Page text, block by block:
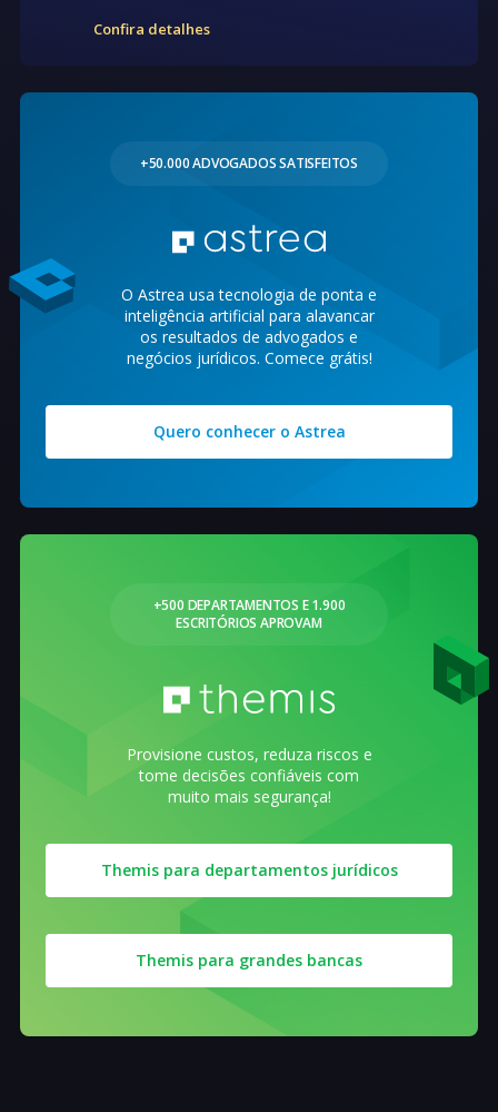
Confira detalhes
+50.000 ADVOGADOS SATISFEITOS
O Astrea usa tecnologia de ponta e
inteligência artificial para alavancar
os resultados de advogados e
negócios jurídicos. Comece grátis!
Quero conhecer o Astrea
+500 DEPARTAMENTOS E 1.900
ESCRITÓRIOS APROVAM
Provisione custos, reduza riscos e
tome decisões confiáveis com
muito mais segurança!
Themis para departamentos jurídicos
Themis para grandes bancas